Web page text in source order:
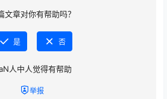
文章对你有帮助吗？
是 否
人中人觉得有帮助
举报